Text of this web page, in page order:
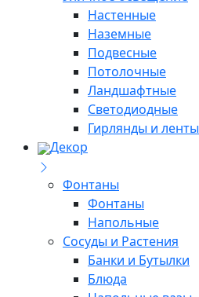
Настенные
Наземные
Подвесные
Потолочные
Ландшафтные
Светодиодные
Гирлянды и ленты
Декор
Фонтаны
Фонтаны
Напольные
Сосуды и Растения
Банки и Бутылки
Блюда